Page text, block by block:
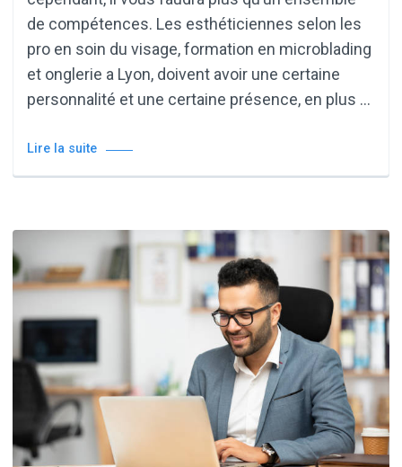
de compétences. Les esthéticiennes selon les
pro en soin du visage, formation en microblading
et onglerie a Lyon, doivent avoir une certaine
personnalité et une certaine présence, en plus …
Lire la suite